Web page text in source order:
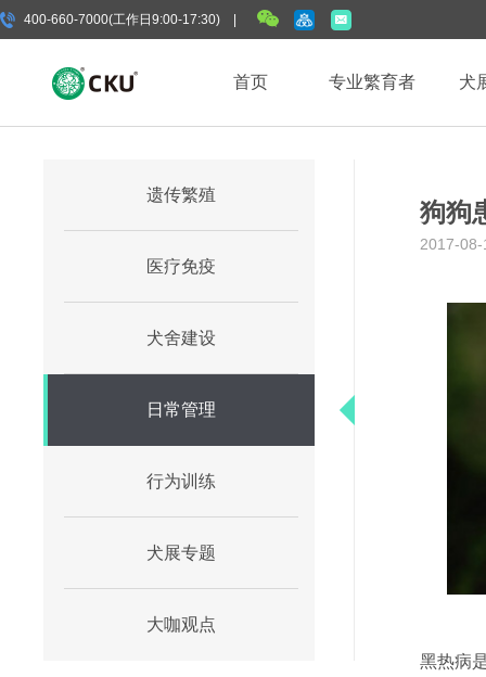
400-660-7000(工作日9:00-17:30) |
首页 专业繁育者 犬
遗传繁殖
医疗免疫
犬舍建设
日常管理
行为训练
犬展专题
大咖观点
狗狗
2017-
黑热病